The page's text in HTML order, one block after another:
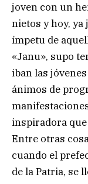
joven con un
nietos y hoy,
ímpetu de
«Janu», supo
iban las
ánimos de
inspiradora
Entre otras
cuando el
de la Patria, se